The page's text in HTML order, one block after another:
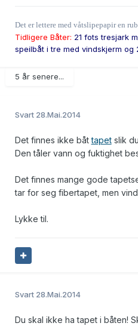
Det er lettere med våtslipepapir en
Tidligere Båter: 21 fots tresjark
speilbåt i tre med vindskjerm og
5 år senere...
Svart 28.Mai.2014
Det finnes ikke båttapetslik
Den tåler vann og fuktighet
Det finnes mange gode
tar for seg fibertapet, men
Lykke til.
Svart 28.Mai.2014
Du skal ikke ha tapet i båten!